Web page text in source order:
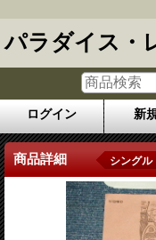
パラダイス・
ログイン 新
商品詳細 シング